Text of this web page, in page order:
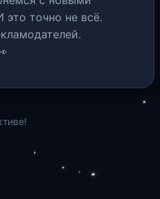
точно не всё.